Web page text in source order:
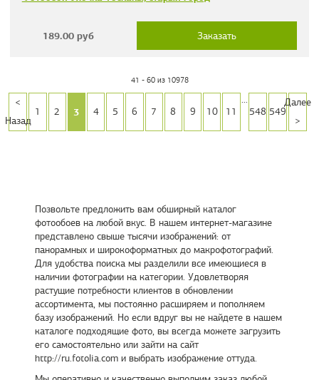
189.00 руб Заказать
41 - 60 из 10978
<
Назад
1 2 3 4 5 6 7 8 9 10 11
...
548 549
Далее
>
Позвольте предложить вам обширный каталог
фотообоев на любой вкус. В нашем интернет-магазине
представлено свыше тысячи изображений: от
панорамных и широкоформатных до макрофотографий.
Для удобства поиска мы разделили все имеющиеся в
наличии фотографии на категории. Удовлетворяя
растущие потребности клиентов в обновлении
ассортимента, мы постоянно расширяем и пополняем
базу изображений. Но если вдруг вы не найдете в нашем
каталоге подходящие фото, вы всегда можете загрузить
его самостоятельно или зайти на сайт
http://ru.fotolia.com и выбрать изображение оттуда.